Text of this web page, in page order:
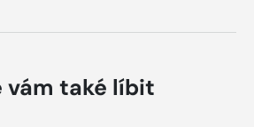
vám také líbit